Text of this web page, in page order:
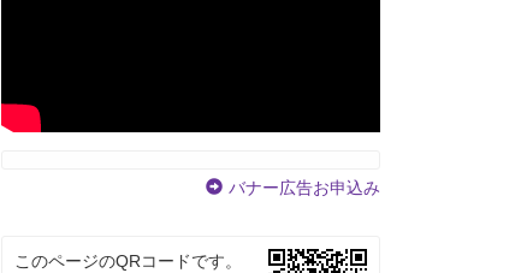
バナー広告お申込み
このページのQRコードです。